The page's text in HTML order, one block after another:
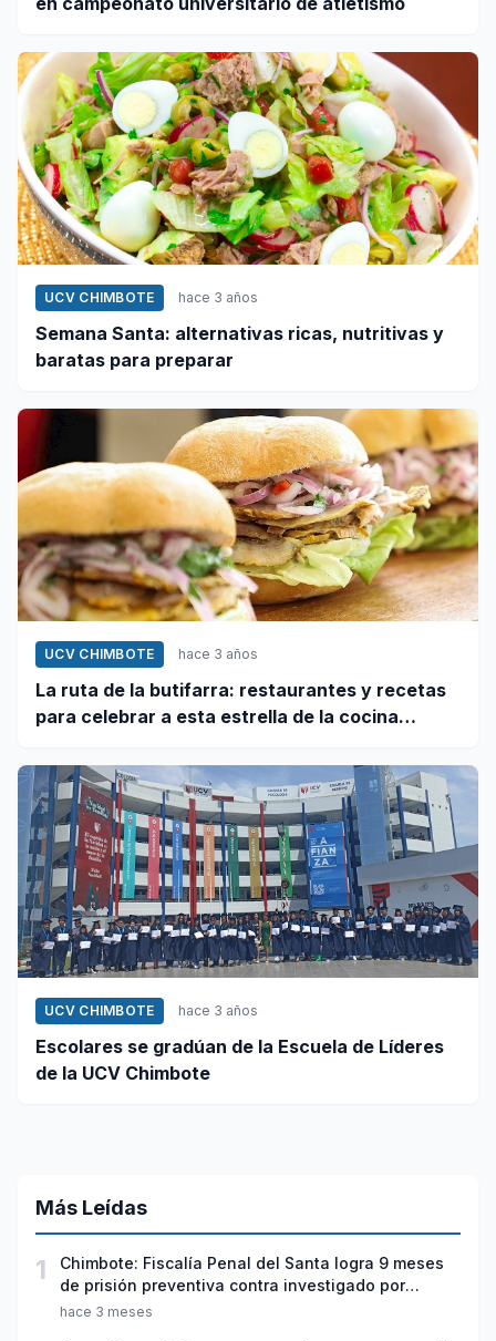
UCV CHIMBOTE hace 3 años
Semana Santa: alternativas ricas, nutritivas y
baratas para preparar
UCV CHIMBOTE hace 3 años
La ruta de la butifarra: restaurantes y recetas
para celebrar a esta estrella de la cocina
UCV CHIMBOTE hace 3 años
Escolares se gradúan de la Escuela de Líderes
de la UCV Chimbote
Más Leídas
1
Chimbote: Fiscalía Penal del Santa logra 9 meses
de prisión preventiva contra investigado por
violación sexual y tentativa de feminicidio
hace 3 meses